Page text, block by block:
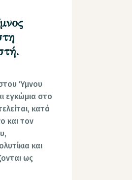
Ύμνου
εγκώμια στο
κατά
και τον
και
ως